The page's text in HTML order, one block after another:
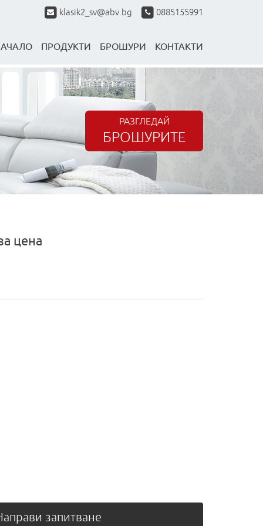
klasik2_sv@abv.bg 0885155991
ПРОДУКТИ БРОШУРИ КОНТАКТИ
РАЗГЛЕДАЙ
БРОШУРИТЕ
цена
запитване